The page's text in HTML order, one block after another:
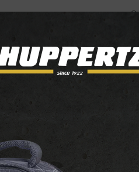
Downloads Contact
Decoratieve Projectoren